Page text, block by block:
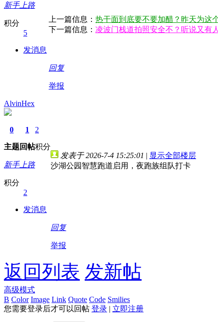
新手上路
积分
5
发消息
上一篇信息： 热干面到底要不要加醋？昨天为这
下一篇信息： 凌波门栈道拍照安全不？听说又有
回复
举报
AlvinHex
0
主题
1
回帖
2
积分
新手上路
积分
2
发消息
发表于 2026-7-4 15:25:01 | 显示全部楼层
沙湖公园智慧跑道启用，夜跑族组队打卡
回复
举报
返回列表 发新帖
高级模式
B Color Image Link Quote Code Smilies
您需要登录后才可以回帖 登录 | 立即注册